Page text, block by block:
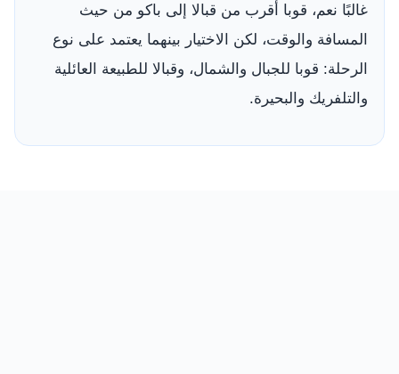
غالبًا نعم، قوبا أقرب من قبالا إلى باكو من حيث
المسافة والوقت، لكن الاختيار بينهما يعتمد على نوع
الرحلة: قوبا للجبال والشمال، وقبالا للطبيعة العائلية
والتلفريك والبحيرة.